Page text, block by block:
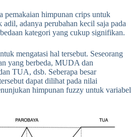
pemakaian himpunan crips untuk
adanya perubahan kecil saja pada
kategori yang cukup signifikan.
mengatasi hal tersebut. Seseorang
yang berbeda, MUDA dan
TUA, dsb. Seberapa besar
dapat dilihat pada nilai
himpunan fuzzy untuk variabel